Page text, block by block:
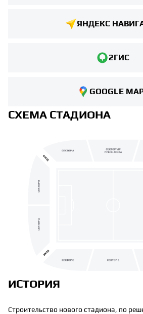
ЯНДЕКС
2ГИС
GOOGLE
СХЕМА СТАДИОНА
ИСТОРИЯ
Строительство нового стадиона, по